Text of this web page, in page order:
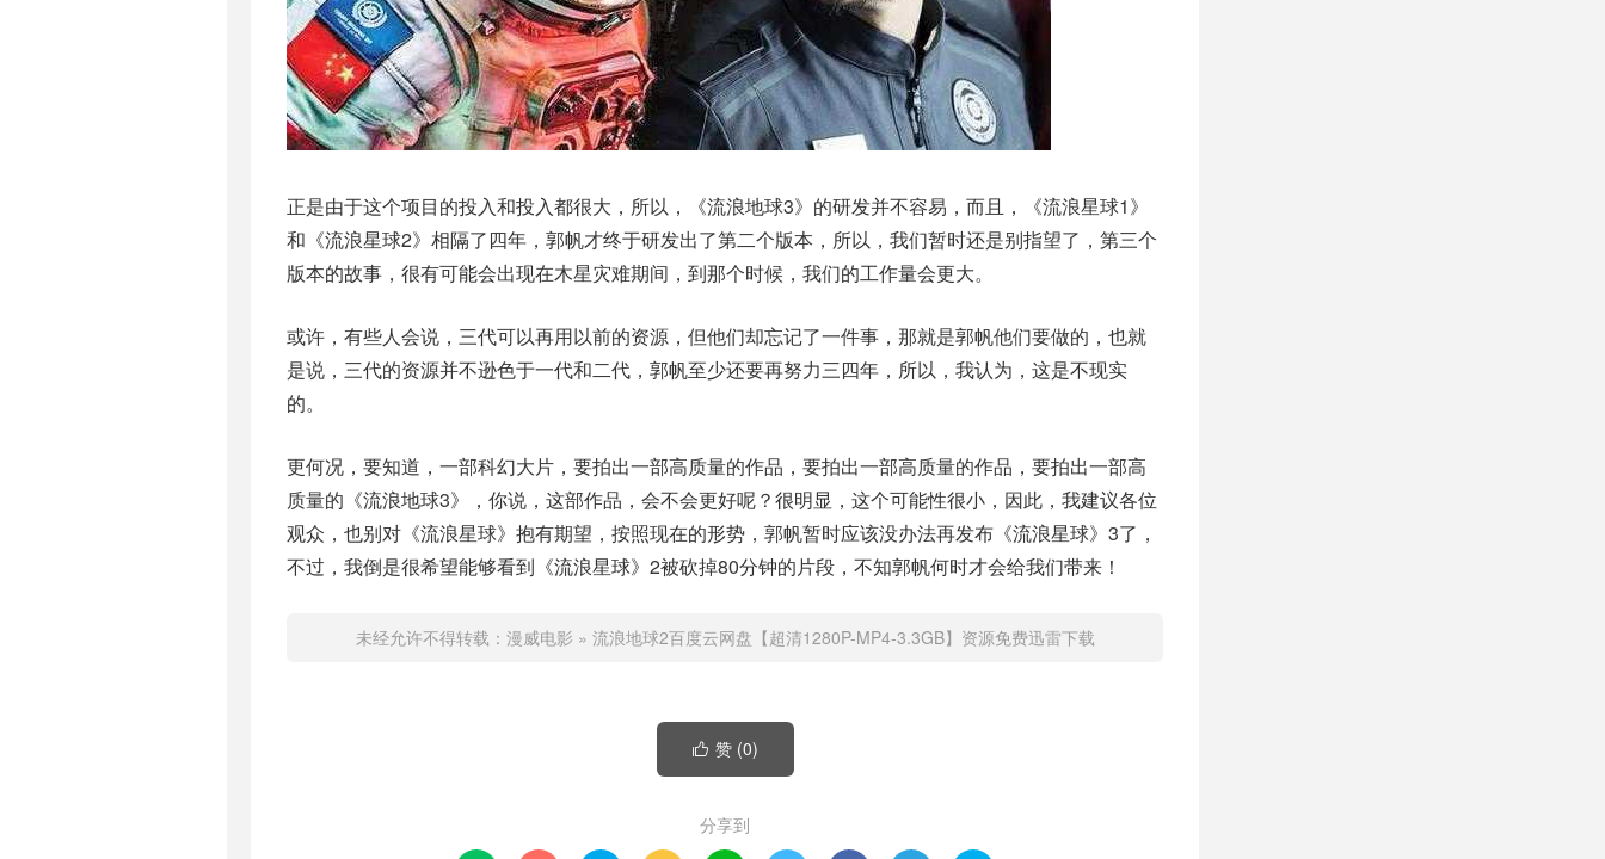
正是由于这个项目的投入和投入都很大，所以，《流浪地球3》的研发并不容易，而且，《流浪星球1》
和《流浪星球2》相隔了四年，郭帆才终于研发出了第二个版本，所以，我们暂时还是别指望了，第三个
版本的故事，很有可能会出现在木星灾难期间，到那个时候，我们的工作量会更大。
或许，有些人会说，三代可以再用以前的资源，但他们却忘记了一件事，那就是郭帆他们要做的，也就
是说，三代的资源并不逊色于一代和二代，郭帆至少还要再努力三四年，所以，我认为，这是不现实
的。
更何况，要知道，一部科幻大片，要拍出一部高质量的作品，要拍出一部高质量的作品，要拍出一部高
质量的《流浪地球3》，你说，这部作品，会不会更好呢？很明显，这个可能性很小，因此，我建议各位
观众，也别对《流浪星球》抱有期望，按照现在的形势，郭帆暂时应该没办法再发布《流浪星球》3了，
不过，我倒是很希望能够看到《流浪星球》2被砍掉80分钟的片段，不知郭帆何时才会给我们带来！
未经允许不得转载： 漫威电影 » 流浪地球2百度云网盘【超清1280P-MP4-3.3GB】资源免费迅雷下载
 赞 (0)
分享到